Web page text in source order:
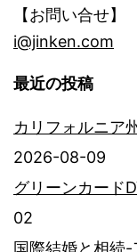
【お問い合せ】
i@jinken.com
最近の投稿
カリフォルニア
2026-08-09
グリーンカード
02